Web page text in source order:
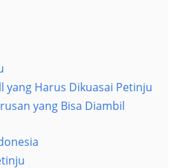
yang Harus Dikuasai Petinju
yang Bisa Diambil